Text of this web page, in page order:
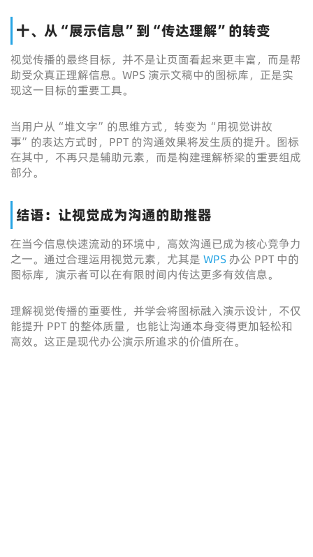
十、从“展示信息”到“传达理解”的转变
视觉传播的最终目标，并不是让页面看起来更丰富，而是帮
助受众真正理解信息。WPS 演示文稿中的图标库，正是实
现这一目标的重要工具。
当用户从“堆文字”的思维方式，转变为“用视觉讲故
事”的表达方式时，PPT 的沟通效果将发生质的提升。图标
在其中，不再只是辅助元素，而是构建理解桥梁的重要组成
部分。
结语：让视觉成为沟通的助推器
在当今信息快速流动的环境中，高效沟通已成为核心竞争力
之一。通过合理运用视觉元素，尤其是 WPS 办公 PPT 中的
图标库，演示者可以在有限时间内传达更多有效信息。
理解视觉传播的重要性，并学会将图标融入演示设计，不仅
能提升 PPT 的整体质量，也能让沟通本身变得更加轻松和
高效。这正是现代办公演示所追求的价值所在。